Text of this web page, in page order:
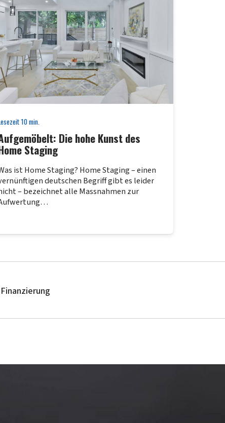
10min.
Die hohe Kunst des
Staging
ist Home Staging? Home Staging – einen
deutschen Begriff gibt es leider
– bezeichnet alle Massnahmen zur